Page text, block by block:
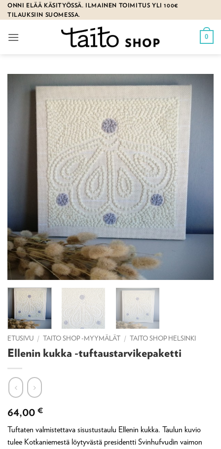
Skip
to
ONNI ELÄÄ KÄSITYÖSSÄ. ILMAINEN TOIMITUS YLI 100€
TILAUKSIIN SUOMESSA.
0
ETUSIVU / TAITO SHOP -MYYMÄLÄT / TAITO SHOP HELSINKI
Ellenin kukka -tuftaustarvikepaketti
64,00 €
Tuftaten valmistettava sisustustaulu Ellenin kukka. Taulun kuvio
tulee Kotkaniemestä löytyvästä presidentti Svinhufvudin vaimon